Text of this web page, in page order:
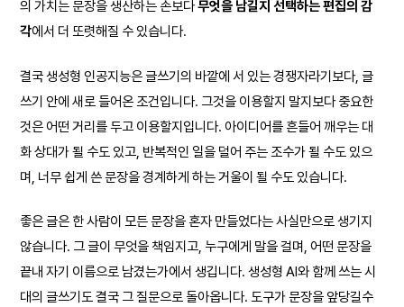
의 가치는 문장을 생산하는 손보다무엇을 남길지 선택하는 편집의 감
각에서 더 또렷해질 수 있습니다.
결국 생성형 인공지능은 글쓰기의 바깥에 서 있는 경쟁자라기보다, 글
쓰기 안에 새로 들어온 조건입니다. 그것을 이용할지 말지보다 중요한
것은 어떤 거리를 두고 이용할지입니다. 아이디어를 흔들어 깨우는 대
화 상대가 될 수도 있고, 반복적인 일을 덜어 주는 조수가 될 수도 있으
며, 너무 쉽게 쓴 문장을 경계하게 하는 거울이 될 수도 있습니다.
좋은 글은 한 사람이 모든 문장을 혼자 만들었다는 사실만으로 생기지
않습니다. 그 글이 무엇을 책임지고, 누구에게 말을 걸며, 어떤 문장을
끝내 자기 이름으로 남겼는가에서 생깁니다. 생성형 AI와 함께 쓰는 시
대의 글쓰기도 결국 그 질문으로 돌아옵니다. 도구가 문장을 앞당길수